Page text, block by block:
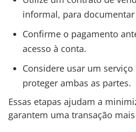
informal, para documentar
Confirme o pagamento
acesso à conta.
Considere usar um
proteger ambas as partes.
Essas etapas ajudam a
garantem uma transação